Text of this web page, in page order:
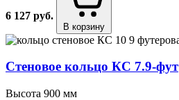
6 127 руб.
В корзину
Стеновое кольцо КС 7.9⁠-⁠фут
Высота 900 мм